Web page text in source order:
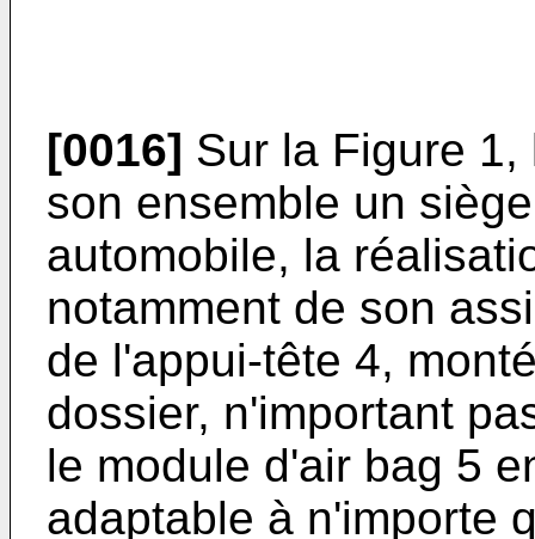
[0016] Sur la Figure
son ensemble un
automobile, la
notamment de son
de l'appui-tête 4,
dossier, n'important
le module d'air bag 5
adaptable à n'importe